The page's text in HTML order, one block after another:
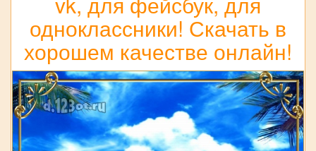
одноклассники! Скачать в
хорошем качестве онлайн!